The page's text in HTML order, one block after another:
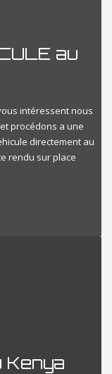
au
intéressent nous
procédons a une
directement au
rendu sur place
Kenya